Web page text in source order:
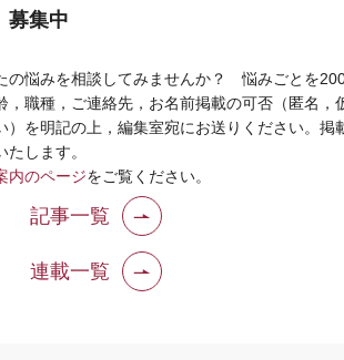
募集中
の悩みを相談してみませんか？ 悩みごとを
，職種，ご連絡先，お名前掲載の可否（匿名，
）を明記の上，編集室宛にお送りください。掲
します。
内のページをご覧ください。
記事一覧
連載一覧